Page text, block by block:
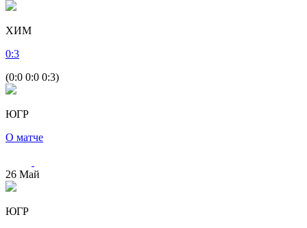
ХИМ
0:3
(0:0 0:0 0:3)
ЮГР
О матче
26 Май
ЮГР